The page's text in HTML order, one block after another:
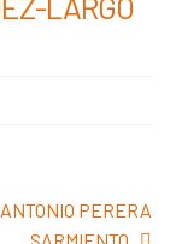
Siguiente:
ANTONIO PERERA
SARMIENTO